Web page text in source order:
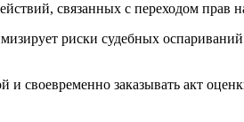
связанных с переходом прав
риски судебных оспариваний
своевременно заказывать акт